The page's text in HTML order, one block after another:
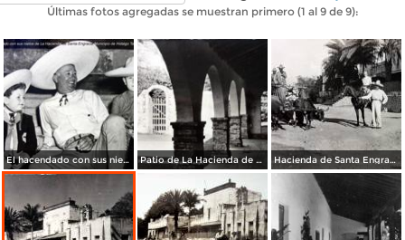
Últimas fotos agregadas se muestran primero (1 al 9 de 9):
El hacendado con sus nietos de La Hacienda de Santa Engracia.Municipio de Hidalgo Tamaulipas Patio de La Hacienda de Santa Engracia. Hacienda de Santa Engracia.